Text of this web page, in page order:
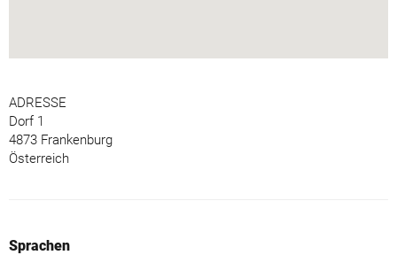
ADRESSE
Dorf 1
4873 Frankenburg
Österreich
Sprachen